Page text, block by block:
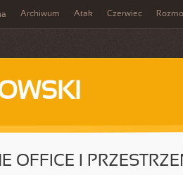
Archiwum Atak Czerwiec
OFFICE I